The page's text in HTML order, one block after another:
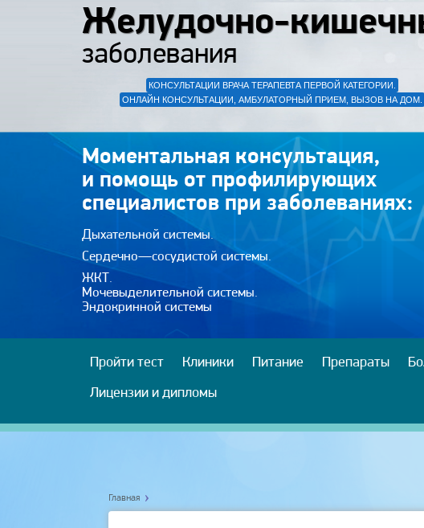
Желудочно-
заболевания
КОНСУЛЬТАЦИИ ВРАЧА ТЕРАПЕВТА ПЕРВОЙ КАТЕГОРИИ.
ОНЛАЙН КОНСУЛЬТАЦИИ, АМБУЛАТОРНЫЙ ПРИЕМ, ВЫЗОВ НА ДОМ.
Моментальная консультация,
и помощь от профилирующих
специалистов при заболеваниях:
Дыхательной системы.
Сердечно—сосудистой системы.
ЖКТ.
Мочевыделительной системы.
Эндокринной системы
Пройти тест Клиники Питание Препараты
Лицензии и дипломы
Главная